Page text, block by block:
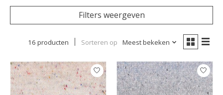
Filters weergeven
16 producten Sorteren op Meest bekeken